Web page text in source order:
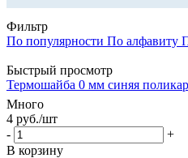
Фильтр
По популярности По алфавиту
Быстрый просмотр
Термошайба 0 мм синяя
Много
4 руб./шт
-
+
В корзину